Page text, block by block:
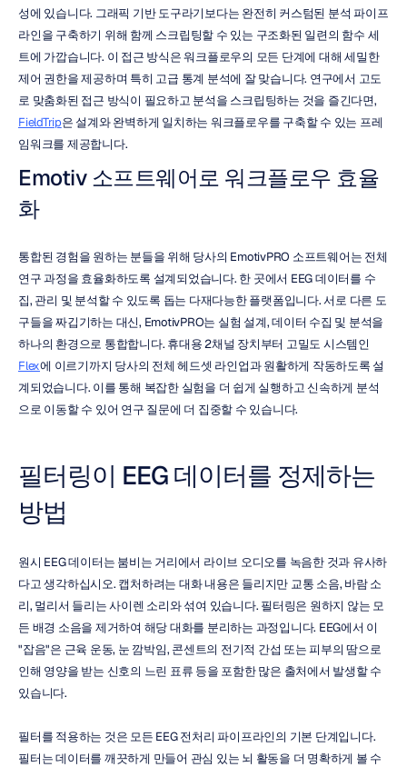
성에 있습니다. 그래픽 기반 도구라기보다는 완전히 커스텀된 분석 파이프
라인을 구축하기 위해 함께 스크립팅할 수 있는 구조화된 일련의 함수 세
트에 가깝습니다. 이 접근 방식은 워크플로우의 모든 단계에 대해 세밀한
제어 권한을 제공하며 특히 고급 통계 분석에 잘 맞습니다. 연구에서 고도
FieldTrip은 설계와 완벽하게 일치하는 워크플로우를 구축할 수 있는 프레
임워크를 제공합니다.
Emotiv 소프트웨어로 워크플로우 효율
화
통합된 경험을 원하는 분들을 위해 당사의 EmotivPRO 소프트웨어는 전체
연구 과정을 효율화하도록 설계되었습니다. 한 곳에서 EEG 데이터를 수
집, 관리 및 분석할 수 있도록 돕는 다재다능한 플랫폼입니다. 서로 다른 도
구들을 짜깁기하는 대신, EmotivPRO는 실험 설계, 데이터 수집 및 분석을
Flex에 이르기까지 당사의 전체 헤드셋 라인업과 원활하게 작동하도록 설
계되었습니다. 이를 통해 복잡한 실험을 더 쉽게 실행하고 신속하게 분석
으로 이동할 수 있어 연구 질문에 더 집중할 수 있습니다.
필터링이 EEG 데이터를 정제하는
방법
원시 EEG 데이터는 붐비는 거리에서 라이브 오디오를 녹음한 것과 유사하
다고 생각하십시오. 캡처하려는 대화 내용은 들리지만 교통 소음, 바람 소
리, 멀리서 들리는 사이렌 소리와 섞여 있습니다. 필터링은 원하지 않는 모
든 배경 소음을 제거하여 해당 대화를 분리하는 과정입니다. EEG에서 이
"잡음"은 근육 운동, 눈 깜박임, 콘센트의 전기적 간섭 또는 피부의 땀으로
인해 영양을 받는 신호의 느린 표류 등을 포함한 많은 출처에서 발생할 수
있습니다.
필터를 적용하는 것은 모든 EEG 전처리 파이프라인의 기본 단계입니다.
필터는 데이터를 깨끗하게 만들어 관심 있는 뇌 활동을 더 명확하게 볼 수